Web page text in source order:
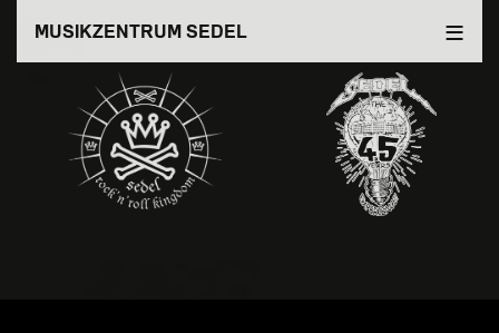
Inhalt
MUSIKZENTRUM SEDEL